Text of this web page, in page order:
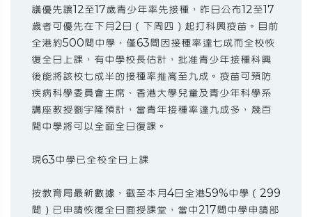
議優先讓12至17歲青少年率先接種，昨日公布12至17
歲者可優先在下月2日（下周四）起打科興疫苗。目前
全港約500間中學，僅63間因接種率達七成而全校恢
復全日上課，有中學校長估計，批准青少年接種科興
後能將該校七成半的接種率推高至九成。疫苗可預防
疾病科學委員會主席、香港大學兒童及青少年科學系
講座教授劉宇隆預計，當青年接種率達九成多，幾百
間中學將可以全面全日復課。
現63中學已全校全日上課
按教育局最新數據，截至本月4日全港59%中學（299
間）已申請恢復全日面授課堂，當中217間中學申請部